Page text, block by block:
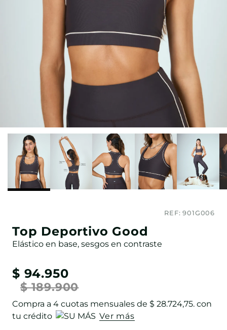
REF:901G006
Top Deportivo Good
Elástico en base, sesgos en contraste
$ 94.950
$ 189.900
Compra a 4 cuotas mensuales de $ 28.724,75. con
tu crédito
Ver más